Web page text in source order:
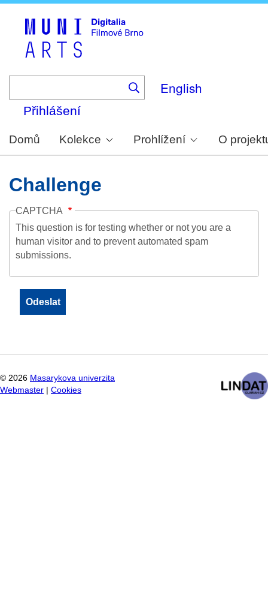
English
Přihlášení
Domů Kolekce Prohlížení O
Challenge
CAPTCHA
This question is for testing whether or not you are a
human visitor and to prevent automated spam
submissions.
© 2026 Masarykova univerzita
Webmaster
Cookies